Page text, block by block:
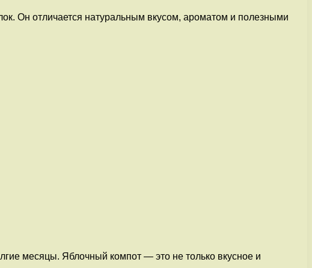
Он отличается натуральным вкусом, ароматом и полезными
месяцы. Яблочный компот — это не только вкусное и